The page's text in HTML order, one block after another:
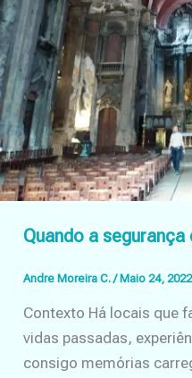
Quando a
Andre Moreira C. / Maio 24, 2022
Contexto Há locais que
vidas passadas,
consigo memórias